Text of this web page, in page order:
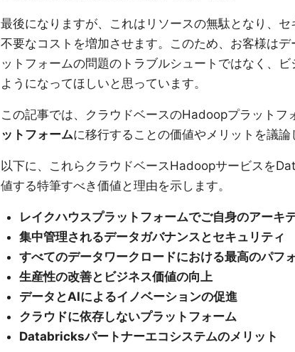
最後になりますが、これはリソースの無駄となり、セ
不要なコストを増加させます。このため、お客様は
ットフォームの問題のトラブルシュートではなく、
ようになってほしいと思っています。
この記事では、クラウドベースのHadoopプラットフ
ットフォームに移行することの価値やメリットを議論
以下に、これらクラウドベースHadoopサービスを
値する特筆すべき価値と理由を示します。
レイクハウスプラットフォームでご自身のアーキ
集中管理されるデータガバナンスとセキュリティ
すべてのデータワークロードにおける最高のパフ
生産性の改善とビジネス価値の向上
データとAIによるイノベーションの促進
クラウドに依存しないプラットフォーム
Databricksパートナーエコシステムのメリット